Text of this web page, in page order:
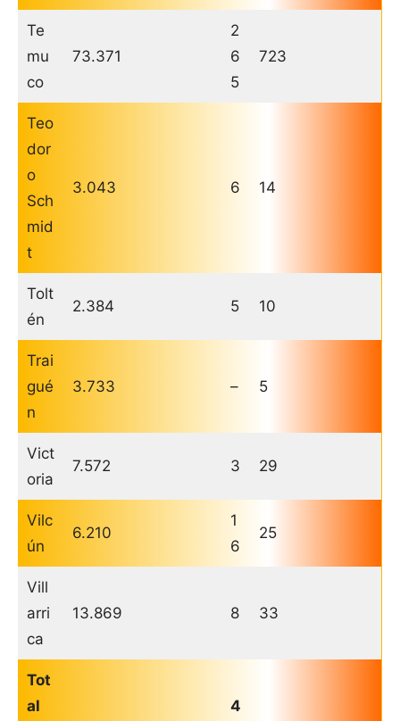
Te
mu
co
73.371
2
6
5
723
Teo
dor
o
Sch
mid
t
3.043 6 14
Tolt
én
2.384 5 10
Trai
gué
n
3.733 – 5
Vict
oria
7.572 3 29
Vilc
ún
6.210
1
6
25
Vill
arri
ca
13.869 8 33
Tot
al
4